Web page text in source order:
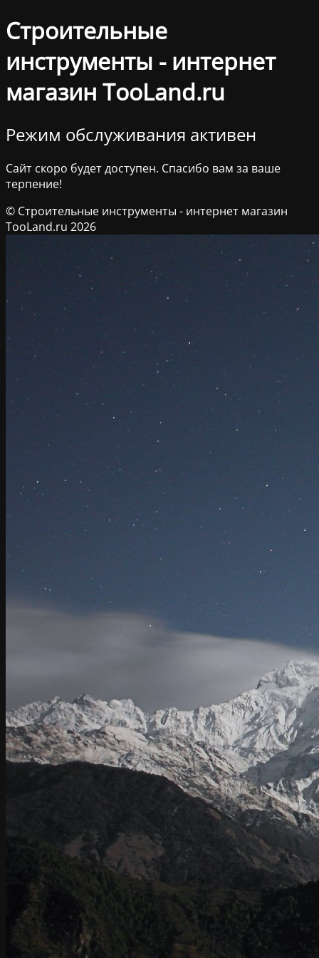
Строительные
инструменты - интернет
магазин TooLand.ru
Режим обслуживания активен
Сайт скоро будет доступен. Спасибо вам за ваше
терпение!
© Строительные инструменты - интернет магазин
TooLand.ru 2026